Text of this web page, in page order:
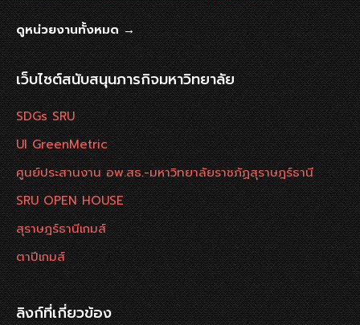
ดูหน่วยงานทั้งหมด →
เว็บไซต์สนับสนุนภารกิจมหาวิทยาลัย
SDGs SRU
UI GreenMetric
ศูนย์ประสานงาน อพ.สธ.-มหาวิทยาลัยราชภัฏสุราษฎร์ธานี
SRU OPEN HOUSE
สุราษฎร์ธานีเกมส์
ตาปีเกมส์
ลิงก์ที่เกี่ยวข้อง